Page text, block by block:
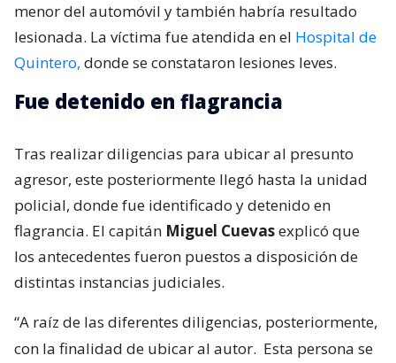
menor del automóvil y también habría resultado
lesionada. La víctima fue atendida en el Hospital de
Quintero, donde se constataron lesiones leves.
Fue detenido en flagrancia
Tras realizar diligencias para ubicar al presunto
agresor, este posteriormente llegó hasta la unidad
policial, donde fue identificado y detenido en
flagrancia. El capitán Miguel Cuevasexplicó que
los antecedentes fueron puestos a disposición de
distintas instancias judiciales.
“A raíz de las diferentes diligencias, posteriormente,
con la finalidad de ubicar al autor. Esta persona se